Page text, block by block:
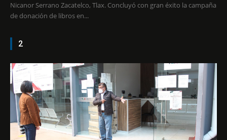
Nicanor Serrano Zacatelco, Tlax. Concluyó con gran éxito la campaña
de donación de libros en...
2